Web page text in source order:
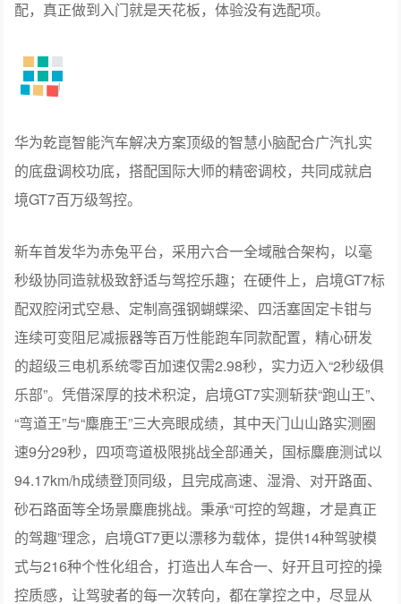
Pro，24项全维主动安全能力与全场景智能辅助驾驶全系标
华为乾崑智能汽车解决方案顶级的智慧小脑配合广汽扎实
的底盘调校功底，搭配国际大师的精密调校，共同成就启
新车首发华为赤兔平台，采用六合一全域融合架构，以毫
秒级协同造就极致舒适与驾控乐趣；在硬件上，启境GT7标
配双腔闭式空悬、定制高强钢蝴蝶梁、四活塞固定卡钳与
连续可变阻尼减振器等百万性能跑车同款配置，精心研发
的超级三电机系统零百加速仅需2.98秒，实力迈入“2秒级俱
乐部”。凭借深厚的技术积淀，启境GT7实测斩获“跑山王”、
“弯道王”与“麋鹿王”三大亮眼成绩，其中天门山山路实测圈
速9分29秒，四项弯道极限挑战全部通关，国标麋鹿测试以
94.17km/h成绩登顶同级，且完成高速、湿滑、对开路面、
砂石路面等全场景麋鹿挑战。秉承“可控的驾趣，才是真正
的驾趣”理念，启境GT7更以漂移为载体，提供14种驾驶模